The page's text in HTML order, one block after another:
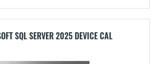
SQL SERVER 2025 DEVICE CAL